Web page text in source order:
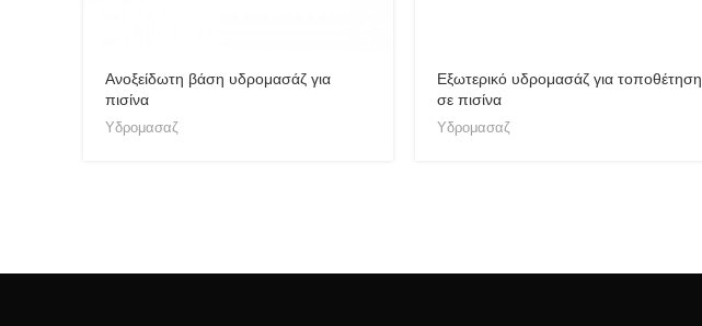
Ανοξείδωτη βάση υδρομασάζ για
πισίνα
Υδρομασαζ
Εξωτερικό υδρομασάζ για τοποθέτηση
σε πισίνα
Υδρομασαζ